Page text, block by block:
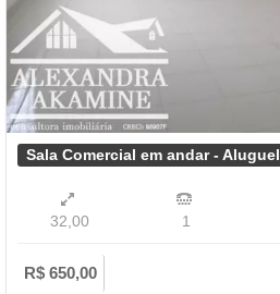
Sala Comercial em andar - Aluguel
32,00 1
R$ 650,00